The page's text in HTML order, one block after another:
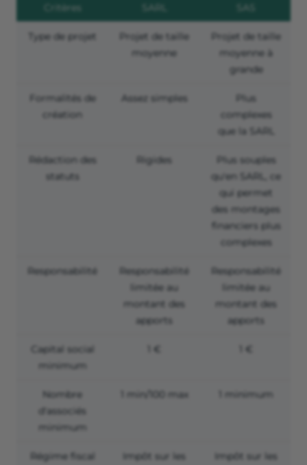
Critères
Type de projet
Projet de taille
moyenne
Projet de taille
moyenne à
grande
Formalités de
création
Assez simples
Plus
complexes
que la SARL
Rédaction des
statuts
Rigides
Plus souples
qu'en SARL, ce
qui permet
des montages
financiers plus
complexes
Responsabilité
Responsabilité
limitée au
montant des
apports
Responsabilité
limitée au
montant des
apports
Capital social
minimum
1 € 1 €
Nombre
d'associés
minimum
1 min/100 max 1 minimum
Régime fiscal
Impôt sur les
Impôt sur les